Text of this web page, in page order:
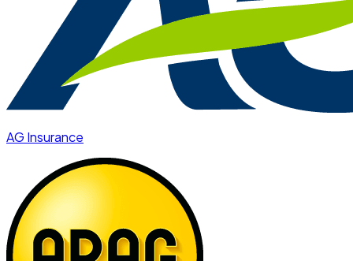
AG Insurance